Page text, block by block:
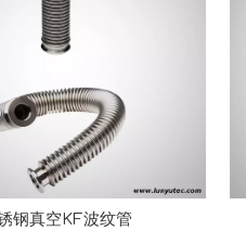
钢真空KF波纹管